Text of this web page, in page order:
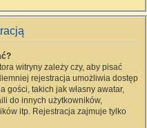
witryny zależy czy, aby pisać
rejestracja umożliwia dostęp
gości, takich jak własny awatar,
do innych użytkowników,
itp. Rejestracja zajmuje tylko